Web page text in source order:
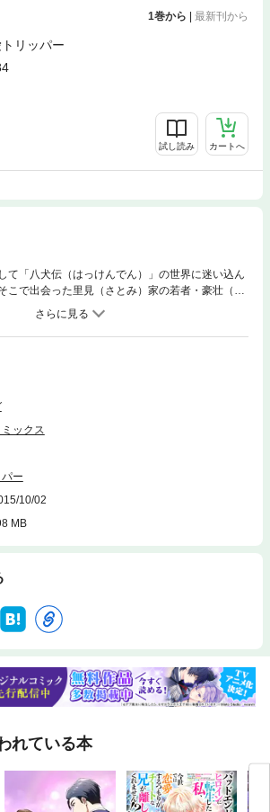
1巻から 最新刊から
リッパー
試し読み カートへ
て「八犬伝（はっけんでん）」の世界に迷い込ん
こで出会った里見（さとみ）家の若者・豪壮（た
衣那は八犬士の生まれかわり？ 宿敵・玉梓（た
衣那の力が必要?? …って豪壮は小汚いし失礼だ
帰らせていただきます――！ 新説・里見八犬
ッパー／どこまでもいっしょ／冒険しチャイ
ックス
ー
10/02
MB
れている本